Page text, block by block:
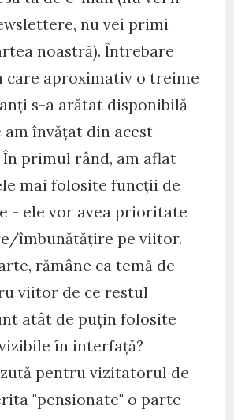
nu vei primi
noastră). Întrebare
care aproximativ o treime
s-a arătat disponibilă
am învățat din acest
În primul rând, am aflat
mai folosite funcții de
- ele vor avea prioritate
îmbunătățire pe viitor.
rămâne ca temă de
viitor de ce restul
atât de puțin folosite
în interfață?
pentru vizitatorul de
"pensionate" o parte